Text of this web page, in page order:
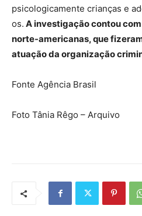
psicologicamente crianças e
os. A investigação contou
norte-americanas, que
atuação da organização
Fonte Agência Brasil
Foto Tânia Rêgo – Arquivo